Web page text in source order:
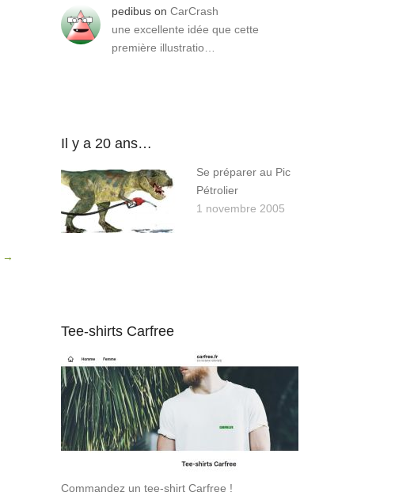
→
pedibus on CarCrash
une excellente idée que cette
première illustratio…
Il y a 20 ans…
Se préparer au Pic
Pétrolier
1 novembre 2005
Tee-shirts Carfree
Commandez un tee-shirt Carfree !